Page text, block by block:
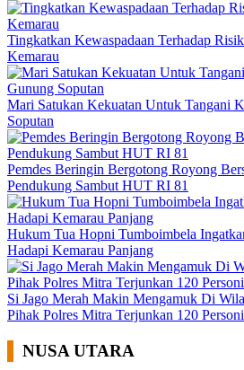
Tingkatkan Kewaspadaan Terhadap
Kemarau
Mari Satukan Kekuatan Untuk Tangani
Soputan
Pemdes Beringin Bergotong Royong
Pendukung Sambut HUT RI 81
Hukum Tua Hopni Tumboimbela
Hadapi Kemarau Panjang
Si Jago Merah Makin Mengamuk Di
Pihak Polres Mitra Terjunkan 120
NUSA UTARA